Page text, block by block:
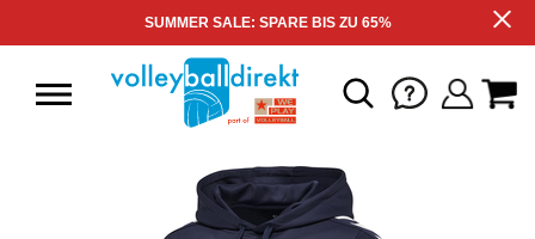
SUMMER SALE: SPARE BIS ZU 65%